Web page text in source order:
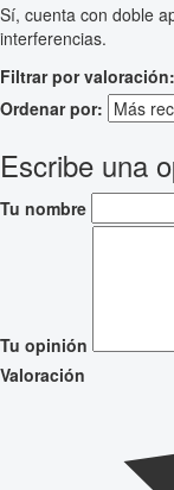
Sí, cuenta con doble
interferencias.
Filtrar por valoración:
Ordenar por:
Escribe una
Tu nombre
Tu opinión
Valoración